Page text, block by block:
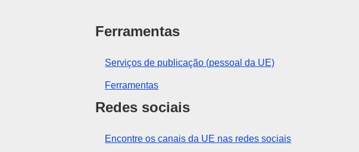
Ferramentas
Serviços de publicação (pessoal da UE)
Ferramentas
Redes sociais
Encontre os canais da UE nas redes sociais